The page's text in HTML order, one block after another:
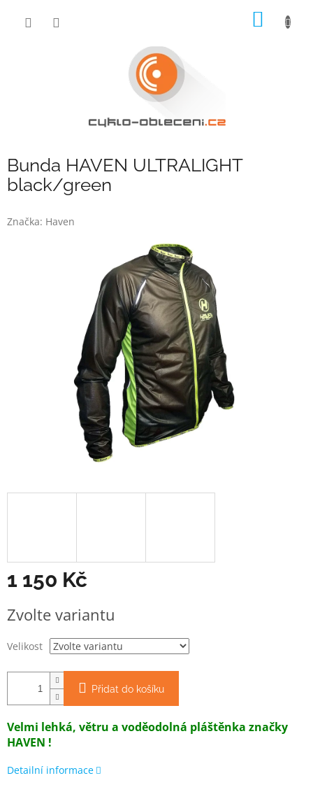
Bunda HAVEN ULTRALIGHT
black/green
Značka: Haven
1 150 Kč
cena:
Zvolte variantu
Velikost
Přidat do košíku
Velmi lehká, větru a voděodolná pláštěnka značky
HAVEN !
Detailní informace